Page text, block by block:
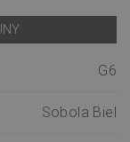
G6
Sobola Biel